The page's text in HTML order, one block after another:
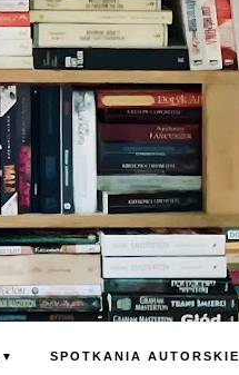
▼ SPOTKANIA AUTORSKIE